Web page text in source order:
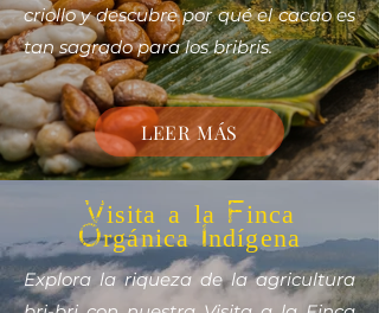
criollo y descubre por qué el cacao es
tan sagrado para los bribris.
LEER MÁS
Visita a la Finca
Orgánica Indígena
Explora la riqueza de la agricultura